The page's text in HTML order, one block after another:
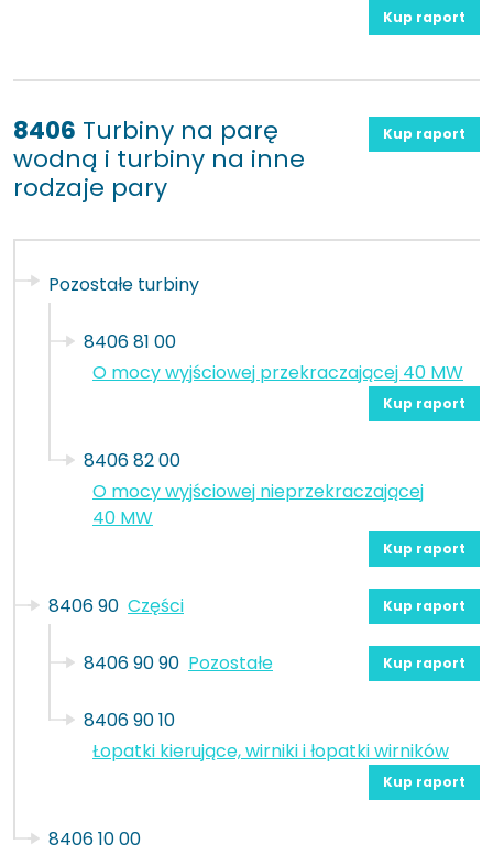
Kup raport
8406 Turbiny na parę
wodną i turbiny na inne
rodzaje pary
Kup raport
Pozostałe turbiny
8406 81 00
O mocy wyjściowej przekraczającej 40 MW
Kup raport
8406 82 00
O mocy wyjściowej nieprzekraczającej
40 MW
Kup raport
8406 90 Części Kup raport
8406 90 90 Pozostałe Kup raport
8406 90 10
Łopatki kierujące, wirniki i łopatki wirników
Kup raport
8406 10 00